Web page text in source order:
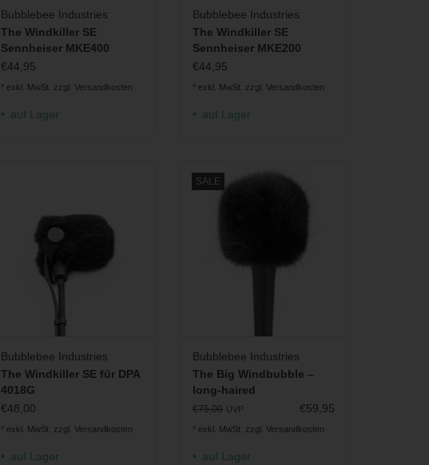
Bubblebee Industries
The Windkiller SE
Sennheiser MKE400
€44,95
* exkl. MwSt. zzgl. Versandkosten
auf Lager
Bubblebee Industries
The Windkiller SE
Sennheiser MKE200
€44,95
* exkl. MwSt. zzgl. Versandkosten
auf Lager
Bubblebee Industries
The Windkiller SE für DPA
4018G
€48,00
* exkl. MwSt. zzgl. Versandkosten
auf Lager
SALE
Handmikrofone
Bubblebee Industries
The Big Windbubble –
long-haired
€75,00 UVP €59,95
* exkl. MwSt. zzgl. Versandkosten
auf Lager